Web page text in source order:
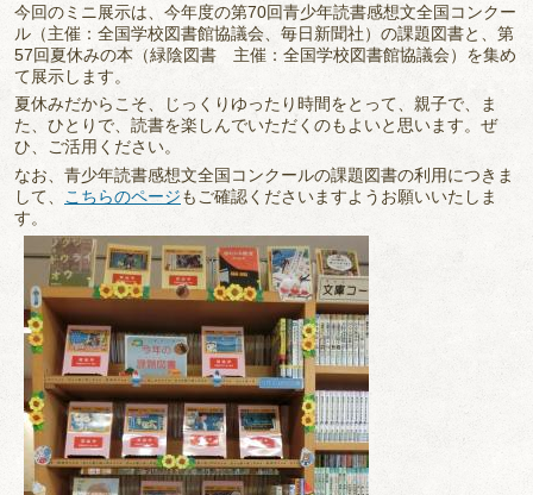
今回のミニ展示は、今年度の第70回青少年読書感想文全国コンクー
ル（主催：全国学校図書館協議会、毎日新聞社）の課題図書と、第
57回夏休みの本（緑陰図書 主催：全国学校図書館協議会）を集め
て展示します。
夏休みだからこそ、じっくりゆったり時間をとって、親子で、ま
た、ひとりで、読書を楽しんでいただくのもよいと思います。ぜ
ひ、ご活用ください。
なお、青少年読書感想文全国コンクールの課題図書の利用につきま
して、
こちらのページもご確認くださいますようお願いいたしま
す。